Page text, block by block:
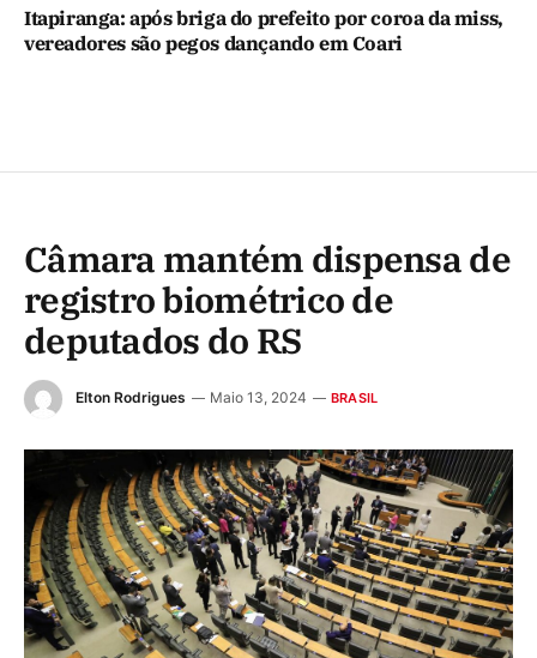
Itapiranga: após briga do prefeito por coroa da miss,
vereadores são pegos dançando em Coari
Câmara mantém dispensa de
registro biométrico de
deputados do RS
Elton Rodrigues Maio 13, 2024 BRASIL